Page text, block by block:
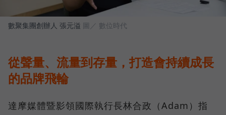
數聚集團創辦人 張元溢 圖／ 數位時代
從聲量、流量到存量，打造會持續成長
的品牌飛輪
達摩媒體暨影領國際執行長林合政（Adam）指